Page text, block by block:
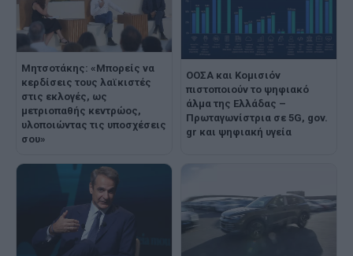
Μητσοτάκης: «Μπορείς να
κερδίσεις τους λαϊκιστές
στις εκλογές, ως
μετριοπαθής κεντρώος,
υλοποιώντας τις υποσχέσεις
σου»
ΟΟΣΑ και Κομισιόν
πιστοποιούν το ψηφιακό
άλμα της Ελλάδας –
Πρωταγωνίστρια σε 5G, gov.
gr και ψηφιακή υγεία